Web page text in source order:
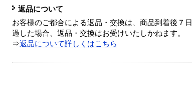
返品について
お客様のご都合による返品・交換は、商品到着後７
過した場合、返品・交換はお受けいたしかねます。
⇒返品について詳しくはこちら